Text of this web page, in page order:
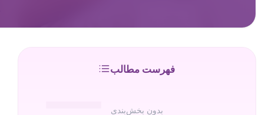
فهرست مطالب
بدون بخش‌بندی